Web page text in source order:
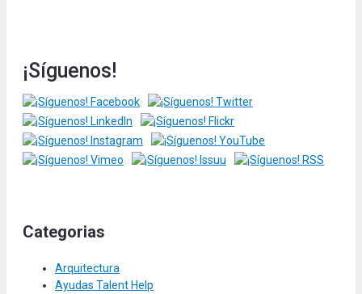
¡Síguenos!
Categorias
Arquitectura
Ayudas Talent Help